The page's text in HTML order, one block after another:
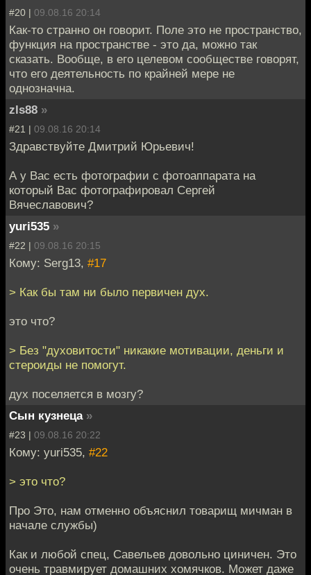
#20 | 09.08.16 20:14
Как-то странно он говорит. Поле это не пространство,
функция на пространстве - это да, можно так
сказать. Вообще, в его целевом сообществе говорят,
что его деятельность по крайней мере не
однозначна.
zls88 »
#21 | 09.08.16 20:14
Здравствуйте Дмитрий Юрьевич!
А у Вас есть фотографии с фотоаппарата на
который Вас фотографировал Сергей
Вячеславович?
yuri535 »
#22 | 09.08.16 20:15
Кому: Serg13, #17
> Как бы там ни было первичен дух.
это что?
> Без "духовитости" никакие мотивации, деньги и
стероиды не помогут.
дух поселяется в мозгу?
Сын кузнеца »
#23 | 09.08.16 20:22
Кому: yuri535, #22
> это что?
Про Это, нам отменно объяснил товарищ мичман в
начале службы)
Как и любой спец, Савельев довольно циничен. Это
очень травмирует домашних хомячков. Может даже